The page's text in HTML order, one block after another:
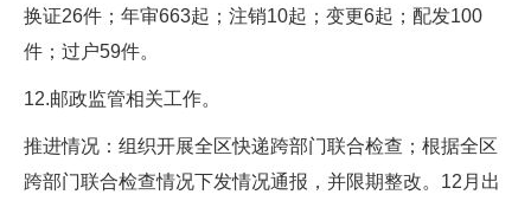
换证26件；年审663起；注销10起；变更6起；配发100
件；过户59件。
12.邮政监管相关工作。
推进情况：组织开展全区快递跨部门联合检查；根据全区
跨部门联合检查情况下发情况通报，并限期整改。12月出